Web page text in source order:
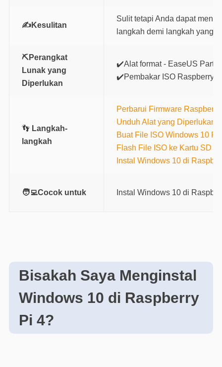
✍️Kesulitan
Sulit tetapi Anda dapat
langkah demi langkah yang
⛏️Perangkat
Lunak yang
Diperlukan
✔️Alat format - EaseUS
✔️Pembakar ISO Raspberry
👣 Langkah-
langkah
Perbarui Firmware
Unduh Alat yang Diperlukan
Buat File ISO Windows 10
Flash File ISO ke Kartu SD
Instal Windows 10 di
🧑‍💻Cocok untuk Instal Windows 10 di
Bisakah Saya Menginstal
Windows 10 di Raspberry
Pi 4?